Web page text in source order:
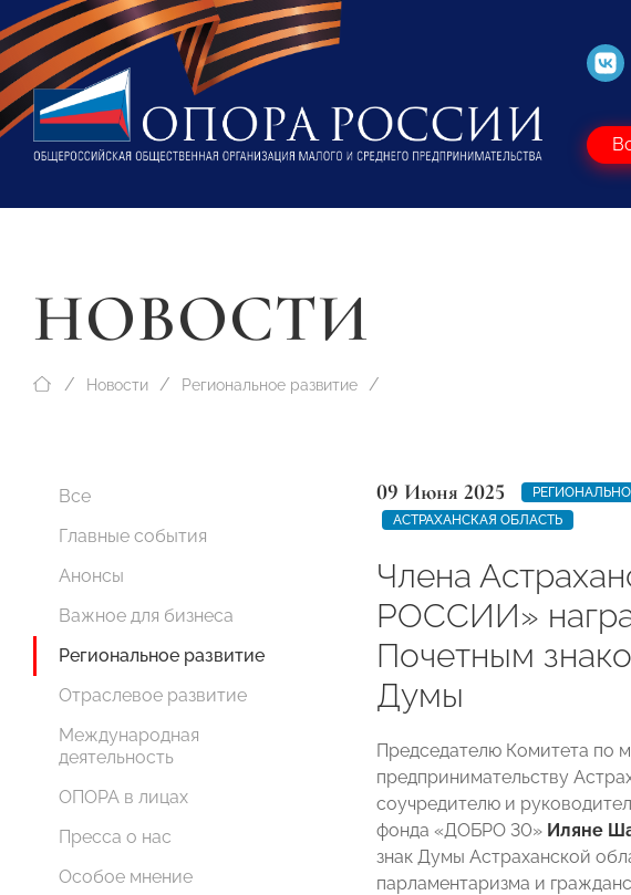
НОВОСТИ
Новости Региональное развитие
Все
Главные события
Анонсы
Важное для бизнеса
Региональное развитие
Отраслевое развитие
Международная
деятельность
ОПОРА в лицах
Пресса о нас
Особое мнение
09 Июня 2025
АСТРАХАНСКАЯ ОБЛАСТЬ
Члена
РОССИИ»
Почетным
Думы
Председателю Комитета по
предпринимательству
соучредителю и
фонда «ДОБРО 30» Иляне
знак Думы Астраханской
парламентаризма и